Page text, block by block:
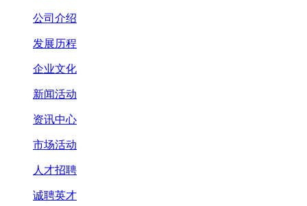
公司介绍
发展历程
企业文化
新闻活动
资讯中心
市场活动
人才招聘
诚聘英才